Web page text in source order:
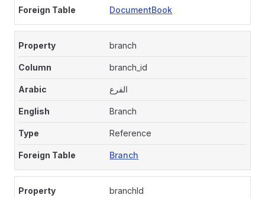
DocumentBook
branch
branch_id
الفرع
Branch
Reference
Branch
branchId